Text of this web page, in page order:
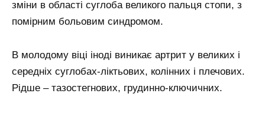
зміни в області суглоба великого пальця стопи, з
помірним больовим синдромом.
В молодому віці іноді виникає артрит у великих і
середніх суглобах-ліктьових, колінних і плечових.
Рідше – тазостегнових, грудинно-ключичних.